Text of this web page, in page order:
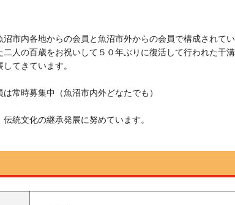
市内各地からの会員と魚沼市外からの会員で構成されてい
人の百歳をお祝いして５０年ぶりに復活して行われた干
てきています。
は常時募集中（魚沼市内外どなたでも）
統文化の継承発展に努めています。